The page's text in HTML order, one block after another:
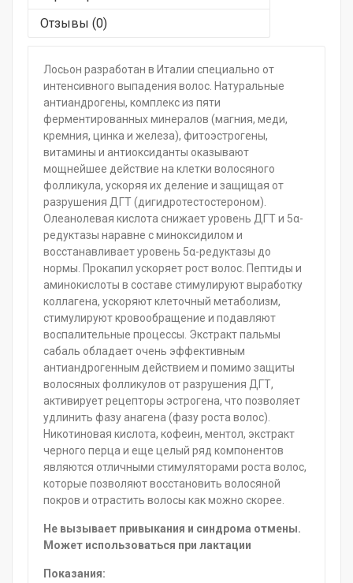
Отзывы (0)
Лосьон разработан в Италии специально от
интенсивного выпадения волос. Натуральные
антиандрогены, комплекс из пяти
ферментированных минералов (магния, меди,
кремния, цинка и железа), фитоэстрогены,
витамины и антиоксиданты оказывают
мощнейшее действие на клетки волосяного
фолликула, ускоряя их деление и защищая от
разрушения ДГТ (дигидротестостероном).
Олеанолевая кислота снижает уровень ДГТ и 5α-
редуктазы наравне с миноксидилом и
восстанавливает уровень 5α-редуктазы до
нормы. Прокапил ускоряет рост волос. Пептиды и
аминокислоты в составе стимулируют выработку
коллагена, ускоряют клеточный метаболизм,
стимулируют кровообращение и подавляют
воспалительные процессы. Экстракт пальмы
сабаль обладает очень эффективным
антиандрогенным действием и помимо защиты
волосяных фолликулов от разрушения ДГТ,
активирует рецепторы эстрогена, что позволяет
удлинить фазу анагена (фазу роста волос).
Никотиновая кислота, кофеин, ментол, экстракт
черного перца и еще целый ряд компонентов
являются отличными стимуляторами роста волос,
которые позволяют восстановить волосяной
покров и отрастить волосы как можно скорее.
Не вызывает привыкания и синдрома отмены.
Может использоваться при лактации
Показания: